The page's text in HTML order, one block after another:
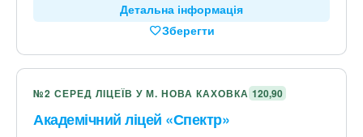
Детальна інформація
Зберегти
№2 СЕРЕД ЛІЦЕЇВ У М. НОВА КАХОВКА 120,90
Академічний ліцей «Спектр»